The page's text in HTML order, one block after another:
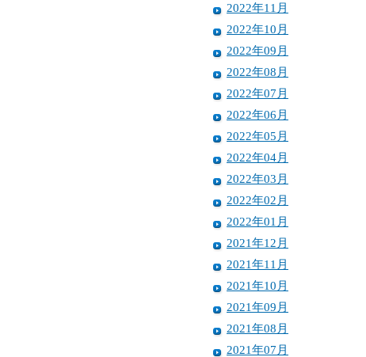
2022年11月
2022年10月
2022年09月
2022年08月
2022年07月
2022年06月
2022年05月
2022年04月
2022年03月
2022年02月
2022年01月
2021年12月
2021年11月
2021年10月
2021年09月
2021年08月
2021年07月